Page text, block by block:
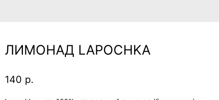
ЛИМОНАД LAPOCHKA
140 р.